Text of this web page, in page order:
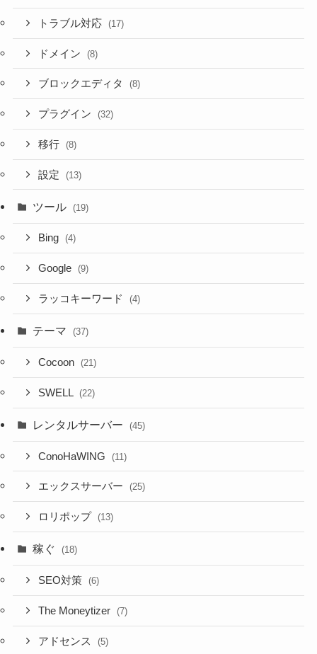
トラブル対応 (17)
ドメイン (8)
ブロックエディタ (8)
プラグイン (32)
移行 (8)
設定 (13)
ツール (19)
Bing (4)
Google (9)
ラッコキーワード (4)
テーマ (37)
Cocoon (21)
SWELL (22)
レンタルサーバー (45)
ConoHaWING (11)
エックスサーバー (25)
ロリポップ (13)
稼ぐ (18)
SEO対策 (6)
The Moneytizer (7)
アドセンス (5)